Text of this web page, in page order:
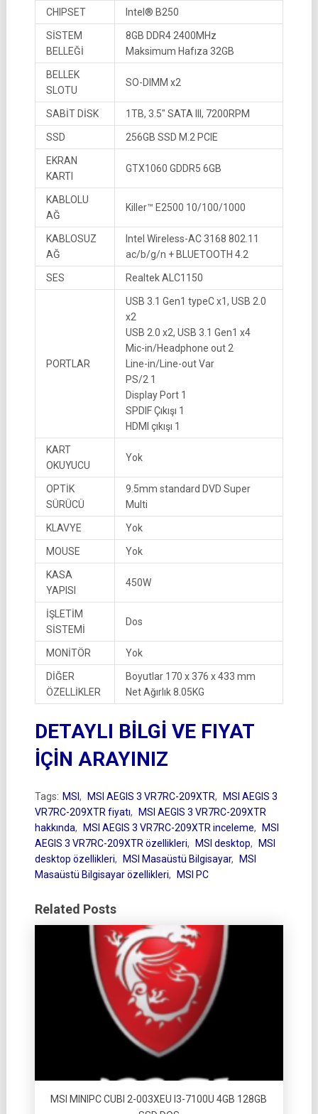
CHIPSET Intel® B250
SİSTEM
BELLEĞİ
8GB DDR4 2400MHz
Maksimum Hafıza 32GB
BELLEK
SLOTU
SO-DIMM x2
SABİT DİSK 1TB, 3.5″ SATA III, 7200RPM
SSD 256GB SSD M.2 PCIE
EKRAN
KARTI
GTX1060 GDDR5 6GB
KABLOLU
AĞ
Killer™ E2500 10/100/1000
KABLOSUZ
AĞ
Intel Wireless-AC 3168 802.11
ac/b/g/n + BLUETOOTH 4.2
SES Realtek ALC1150
PORTLAR
USB 3.1 Gen1 typeC x1, USB 2.0
x2
USB 2.0 x2, USB 3.1 Gen1 x4
Mic-in/Headphone out 2
Line-in/Line-out Var
PS/2 1
Display Port 1
SPDIF Çıkışı 1
HDMI çıkışı 1
KART
OKUYUCU
Yok
OPTİK
SÜRÜCÜ
9.5mm standard DVD Super
Multi
KLAVYE Yok
MOUSE Yok
KASA
YAPISI
450W
İŞLETİM
SİSTEMİ
Dos
MONİTÖR Yok
DİĞER
ÖZELLİKLER
Boyutlar 170 x 376 x 433 mm
Net Ağırlık 8.05KG
DETAYLI BİLGİ VE FIYAT
İÇİN ARAYINIZ
Tags: MSI , MSI AEGIS 3 VR7RC-209XTR,
MSI AEGIS 3
VR7RC-209XTR fiyatı,
MSI AEGIS 3 VR7RC-209XTR
hakkında, MSI AEGIS 3 VR7RC-209XTR inceleme,
MSI
AEGIS 3 VR7RC-209XTR özellikleri, MSI desktop,
MSI
desktop özellikleri, MSI Masaüstü Bilgisayar,
MSI
Masaüstü Bilgisayar özellikleri, MSI PC
Related Posts
MSI MINIPC CUBI 2-003XEU I3-7100U 4GB 128GB